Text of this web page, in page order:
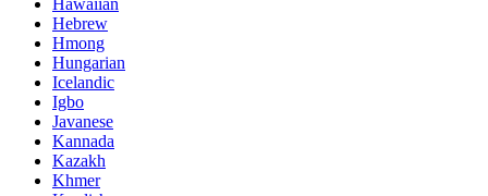
Hawaiian
Hebrew
Hmong
Hungarian
Icelandic
Igbo
Javanese
Kannada
Kazakh
Khmer